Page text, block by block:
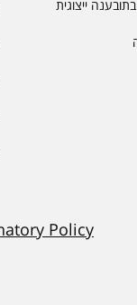
ייצוגית
Policy